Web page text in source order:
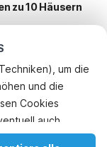
um die
und die
Cookies
auch
Ihren
zu 10 Häusern
Urlaub
wierzchowo
buchen